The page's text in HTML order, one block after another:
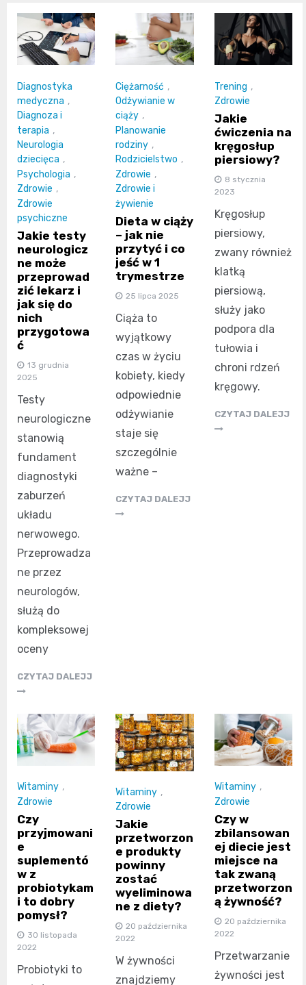
Diagnostyka
medyczna ,
Diagnoza i
terapia ,
Neurologia
dziecięca ,
Psychologia ,
Zdrowie ,
Zdrowie
psychiczne
Jakie testy
neurologicz
ne może
przeprowad
zić lekarz i
jak się do
nich
przygotowa
ć
13 grudnia
2025
Testy
neurologiczne
stanowią
fundament
diagnostyki
zaburzeń
układu
nerwowego.
Przeprowadza
ne przez
neurologów,
służą do
kompleksowej
oceny
CZYTAJ DALEJJ
Ciężarność ,
Odżywianie w
ciąży ,
Planowanie
rodziny ,
Rodzicielstwo ,
Zdrowie ,
Zdrowie i
żywienie
Dieta w ciąży
– jak nie
przytyć i co
jeść w 1
trymestrze
25 lipca 2025
Ciąża to
wyjątkowy
czas w życiu
kobiety, kiedy
odpowiednie
odżywianie
staje się
szczególnie
ważne –
CZYTAJ DALEJJ
Trening ,
Zdrowie
Jakie
ćwiczenia na
kręgosłup
piersiowy?
8 stycznia
2023
Kręgosłup
piersiowy,
zwany również
klatką
piersiową,
służy jako
podpora dla
tułowia i
chroni rdzeń
kręgowy.
CZYTAJ DALEJJ
Witaminy ,
Zdrowie
Czy
przyjmowani
e
suplementó
w z
probiotykam
i to dobry
pomysł?
30 listopada
2022
Probiotyki to
Witaminy ,
Zdrowie
Jakie
przetworzon
e produkty
powinny
zostać
wyeliminowa
ne z diety?
20 października
2022
W żywności
znajdziemy
Witaminy ,
Zdrowie
Czy w
zbilansowan
ej diecie jest
miejsce na
tak zwaną
przetworzon
ą żywność?
20 października
2022
Przetwarzanie
żywności jest